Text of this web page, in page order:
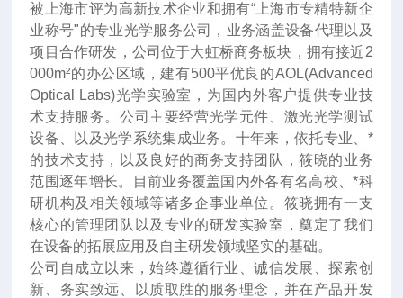
被上海市评为高新技术企业和拥有“上海市专精特新企
业称号"的专业光学服务公司，业务涵盖设备代理以及
项目合作研发，公司位于大虹桥商务板块，拥有接近2
000m²的办公区域，建有500平优良的AOL(Advanced
Optical Labs)光学实验室，为国内外客户提供专业技
术支持服务。公司主要经营光学元件、激光光学测试
设备、以及光学系统集成业务。十年来 ，依托专业、*
的技术支持，以及良好的商务支持团队，筱晓的业务
范围逐年增长。目前业务覆盖国内外各有名高校、*科
研机构及相关领域等诸多企事业单位。筱晓拥有一支
核心的管理团队以及专业的研发实验室，奠定了我们
在设备的拓展应用及自主研发领域坚实的基础。
公司自成立以来，始终遵循行业、诚信发展、探索创
新、务实致远、以质取胜的服务理念，并在产品开发